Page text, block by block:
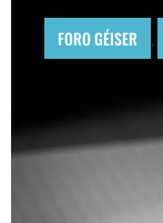
FORO GÉISER ,